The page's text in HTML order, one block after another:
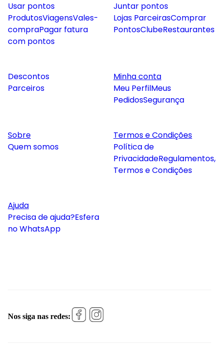
Usar pontos
ProdutosViagensVales-
compraPagar fatura
com pontos
Juntar pontos
Lojas ParceirasComprar
PontosClubeRestaurantes
Descontos
Parceiros
Minha conta
Meu PerfilMeus
PedidosSegurança
Sobre
Quem somos
Termos e Condições
Política de
PrivacidadeRegulamentos,
Termos e Condições
Ajuda
Precisa de ajuda?Esfera
no WhatsApp
Nos siga nas redes: